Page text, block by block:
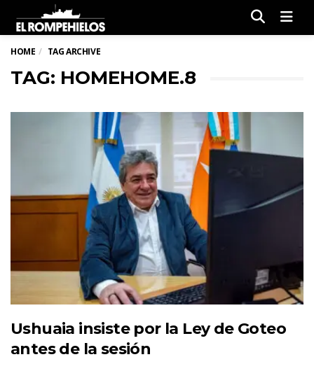
HOME TAG ARCHIVE
TAG: HOMEHOME.8
Ushuaia insiste por la Ley de Goteo
antes de la sesión